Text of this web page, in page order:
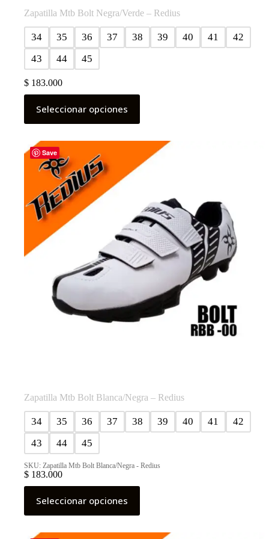
Zapatilla Mtb Bolt Negra/Verde – Redius
34 35 36 37 38 39 40 41
42
43
44 45
$ 183.000
Seleccionar opciones
Este
producto
tiene
variantes.
Las
opciones
elegir
en
producto
Save
Zapatilla Mtb Bolt Blanca/Negra – Redius
34 35 36 37 38 39 40 41
42
43
44 45
SKU: Zapatilla Mtb Bolt Blanca/Negra - Redius
$ 183.000
Seleccionar opciones
Este
producto
tiene
variantes.